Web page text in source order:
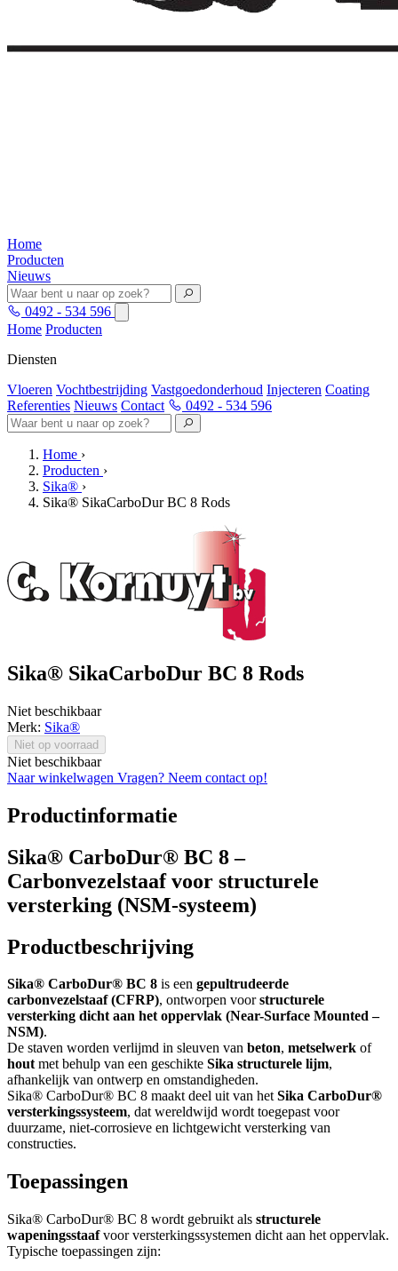
Home
Producten
Nieuws
0492 - 534 596
Home Producten
Diensten
Vloeren Vochtbestrijding Vastgoedonderhoud Injecteren Coating
Referenties Nieuws Contact 0492 - 534 596
Home ›
Producten ›
Sika® ›
Sika® SikaCarboDur BC 8 Rods
Sika® SikaCarboDur BC 8 Rods
Niet beschikbaar
Merk: Sika®
Niet op voorraad
Niet beschikbaar
Naar winkelwagen Vragen? Neem contact op!
Productinformatie
Sika® CarboDur® BC 8 –
Carbonvezelstaaf voor structurele
versterking (NSM-systeem)
Productbeschrijving
Sika® CarboDur® BC 8 is een gepultrudeerde
carbonvezelstaaf (CFRP), ontworpen voorstructurele
versterking dicht aan het oppervlak (Near-Surface Mounted –
NSM).
De staven worden verlijmd in sleuven van beton, metselwerk of
houtmet behulp van een geschikte Sika structurele lijm,
afhankelijk van ontwerp en omstandigheden.
Sika® CarboDur® BC 8 maakt deel uit van hetSika CarboDur®
versterkingssysteem, dat wereldwijd wordt toegepast voor
duurzame, niet-corrosieve en lichtgewicht versterking van
constructies.
Toepassingen
Sika® CarboDur® BC 8 wordt gebruikt als structurele
wapeningsstaafvoor versterkingssystemen dicht aan het oppervlak.
Typische toepassingen zijn: